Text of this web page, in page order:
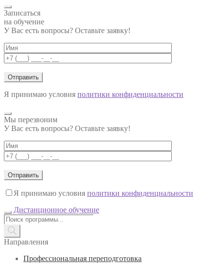
Записаться
на обучение
У Вас есть вопросы? Оставьте заявку!
Я принимаю условия политики конфиденциальности
Мы перезвоним
У Вас есть вопросы? Оставьте заявку!
Я принимаю условия политики конфиденциальности
Дистанционное обучение
Поиск
товаров
Направления
Профессиональная переподготовка